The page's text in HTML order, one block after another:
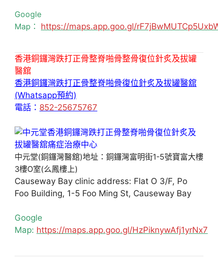
Google
Map： https://maps.app.goo.gl/
香港銅鑼灣跌打正骨整脊啪骨整骨復位針炙及拔罐
醫舘
香港銅鑼灣跌打正骨整脊啪骨復位針炙及拔罐醫舘
(Whatsapp預約)
電話： 852-25675767
中元堂(銅鑼灣醫舘)地址：銅鑼灣富明街1-5號寶富大樓
3樓O室(么鳳樓上)
Causeway Bay clinic address: Flat O 3/F, Po
Foo Building, 1-5 Foo Ming St, Causeway Bay
Google
Map: https://maps.app.goo.gl/HzPiknywAfj1yrNx7